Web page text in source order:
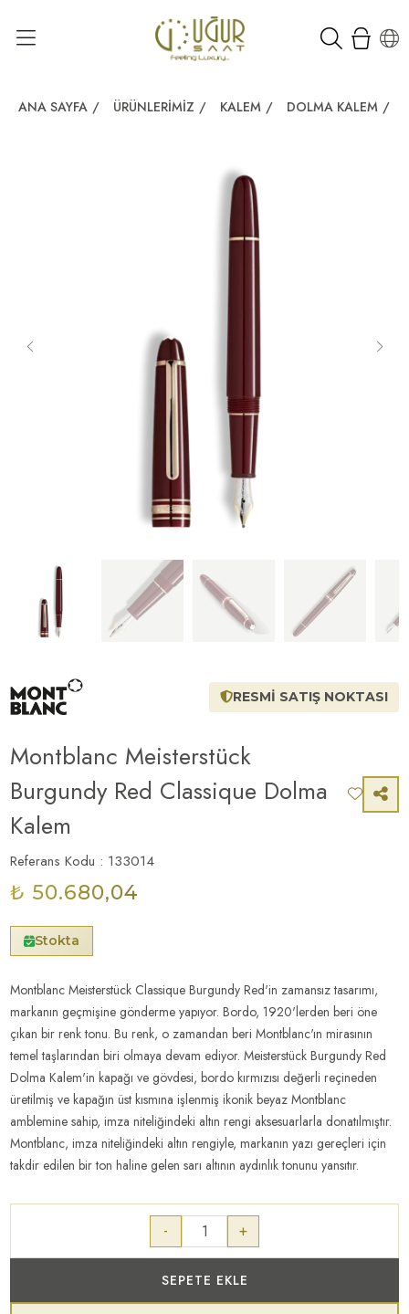
ANA SAYFA / ÜRÜNLERIMIZ / KALEM / DOLMA KALEM /
RESMİ SATIŞ NOKTASI
Montblanc Meisterstück
Burgundy Red Classique Dolma
Kalem
Referans Kodu : 133014
₺ 50.680,04
Stokta
Montblanc Meisterstück Classique Burgundy Red'in zamansız tasarımı,
markanın geçmişine gönderme yapıyor. Bordo, 1920'lerden beri öne
çıkan bir renk tonu. Bu renk, o zamandan beri Montblanc'ın mirasının
temel taşlarından biri olmaya devam ediyor. Meisterstück Burgundy Red
Dolma Kalem'in kapağı ve gövdesi, bordo kırmızısı değerli reçineden
üretilmiş ve kapağın üst kısmına işlenmiş ikonik beyaz Montblanc
amblemine sahip, imza niteliğindeki altın rengi aksesuarlarla donatılmıştır.
Montblanc, imza niteliğindeki altın rengiyle, markanın yazı gereçleri için
takdir edilen bir ton haline gelen sarı altının aydınlık tonunu yansıtır.
- +
SEPETE EKLE